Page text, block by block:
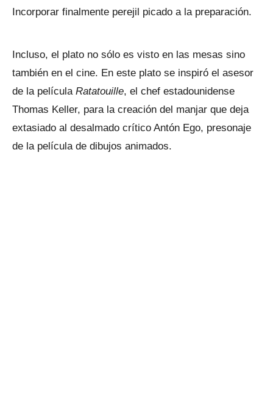
Incorporar finalmente perejil picado a la preparación.
Incluso, el plato no sólo es visto en las mesas sino
también en el cine. En este plato se inspiró el asesor
de la película Ratatouille, el chef estadounidense
Thomas Keller, para la creación del manjar que deja
extasiado al desalmado crítico Antón Ego, presonaje
de la película de dibujos animados.